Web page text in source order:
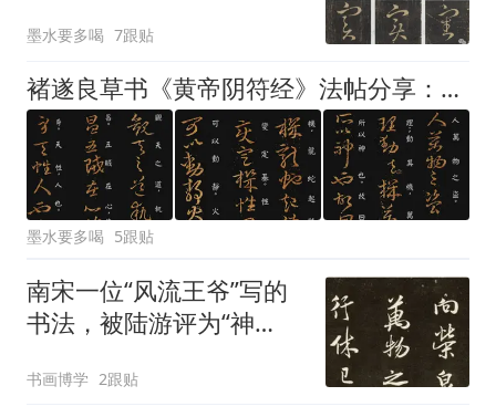
墨水要多喝 7跟贴
褚遂良草书《黄帝阴符经》法帖分享：此帖很少见，清晰度尚可，值得学习欣赏，我已配上了参考的逐字楷书释文
墨水要多喝 5跟贴
南宋一位“风流王爷”写的
书法，被陆游评为“神
芾！
书画博学 2跟贴